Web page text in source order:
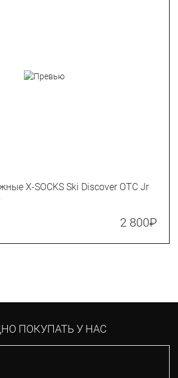
X-SOCKS Ski Discover OTC Jr
2 800₽
ПОКУПАТЬ У НАС